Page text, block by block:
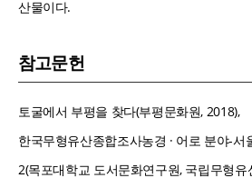
산물이다.
참고문헌
토굴에서 부평을 찾다(부평문화원, 2018),
한국무형유산종합조사농경 · 어로 분야-서
2(목포대학교 도서문화연구원, 국립무형유